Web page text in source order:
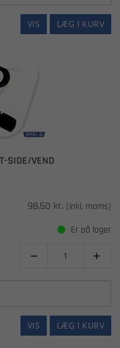
LÆG I KURV
VIS
SIDE/VEND
98,50 kr. (inkl. moms)
Er på lager
 
LÆG I KURV
VIS